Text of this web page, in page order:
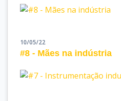
10/05/22
#8 - Mães na indústria